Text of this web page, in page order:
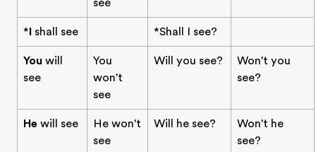
see
*I shall see *Shall I see?
You will
see
You
won't
see
Will you see?
Won't you
see?
He will see
He won't
see
Will he see?
Won't he
see?